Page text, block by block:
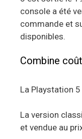
console a été
commande et
disponibles.
Combine
La Playstation
La version
et vendue au